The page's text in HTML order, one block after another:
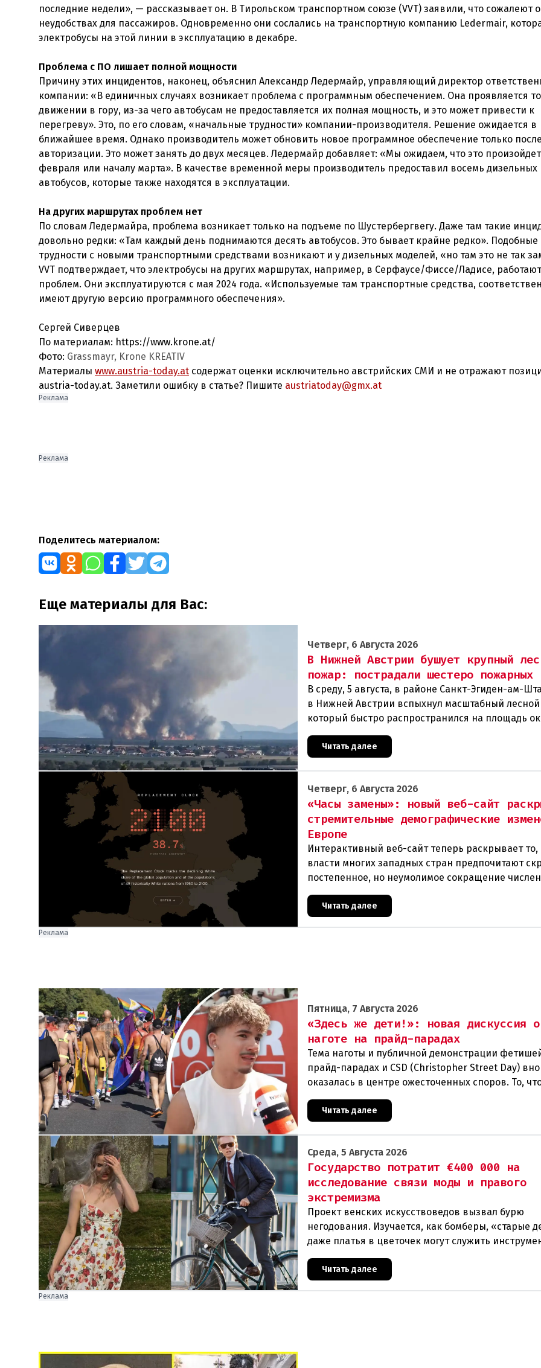
последние недели», — рассказывает он. В Тирольском транспортном союзе (VVT) заявили, что сожалеют о
неудобствах для пассажиров. Одновременно они сослались на транспортную компанию Ledermair,
электробусы на этой линии в эксплуатацию в декабре.
Проблема с ПО лишает полной мощности
Причину этих инцидентов, наконец, объяснил Александр Ледермайр, управляющий директор
компании: «В единичных случаях возникает проблема с программным обеспечением. Она проявляется
движении в гору, из-за чего автобусам не предоставляется их полная мощность, и это может привести к
перегреву». Это, по его словам, «начальные трудности» компании-производителя. Решение ожидается в
ближайшее время. Однако производитель может обновить новое программное обеспечение только
авторизации. Это может занять до двух месяцев. Ледермайр добавляет: «Мы ожидаем, что это
февраля или началу марта». В качестве временной меры производитель предоставил восемь дизельных
автобусов, которые также находятся в эксплуатации.
На других маршрутах проблем нет
По словам Ледермайра, проблема возникает только на подъеме по Шустербергвегу. Даже там такие
довольно редки: «Там каждый день поднимаются десять автобусов. Это бывает крайне редко». Подобные
трудности с новыми транспортными средствами возникают и у дизельных моделей, «но там это не так
VVT подтверждает, что электробусы на других маршрутах, например, в Серфаусе/Фиссе/Ладисе,
проблем. Они эксплуатируются с мая 2024 года. «Используемые там транспортные средства,
имеют другую версию программного обеспечения».
Сергей Сиверцев
По материалам: https://www.krone.at/
Фото: Grassmayr, Krone KREATIV
Материалы www.austria-today.at содержат оценки исключительно австрийских СМИ и не отражают
austria-today.at. Заметили ошибку в статье? Пишите austriatoday@gmx.at
Реклама
Реклама
Поделитесь материалом:
Еще материалы для Вас:
Четверг, 6 Августа 2026
В Нижней Австрии бушует крупный
пожар: пострадали шестеро пожарных
В среду, 5 августа, в районе Санкт-Эгиден-ам-
в Нижней Австрии вспыхнул масштабный
который быстро распространился на площадь
гектаров. В ходе тушения пострадали шесте
Читать далее
Четверг, 6 Августа 2026
«Часы замены»: новый веб-сайт
стремительные демографические
Европе
Интерактивный веб-сайт теперь раскрывает то,
власти многих западных стран предпочитают
постепенное, но неумолимое сокращение
Читать далее
Реклама
Пятница, 7 Августа 2026
«Здесь же дети!»: новая дискуссия о
наготе на прайд-парадах
Тема наготы и публичной демонстрации
прайд-парадах и CSD (Christopher Street Day)
оказалась в центре ожесточенных споров. То,
Читать далее
Среда, 5 Августа 2026
Государство потратит €400 000 на
исследование связи моды и правого
экстремизма
Проект венских искусствоведов вызвал бурю
негодования. Изучается, как бомберы, «старые
даже платья в цветочек могут служить
пропаганды. Оппоненты требуют ответа от
Читать далее
Реклама